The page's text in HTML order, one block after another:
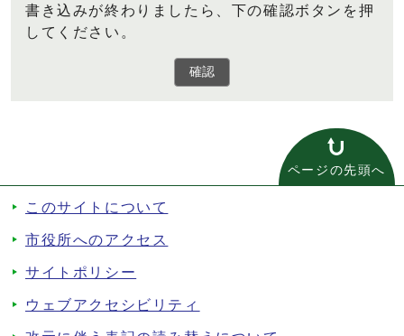
書き込みが終わりましたら、下の確認ボタンを押
してください。
確認
ページの先頭へ
このサイトについて
市役所へのアクセス
サイトポリシー
ウェブアクセシビリティ